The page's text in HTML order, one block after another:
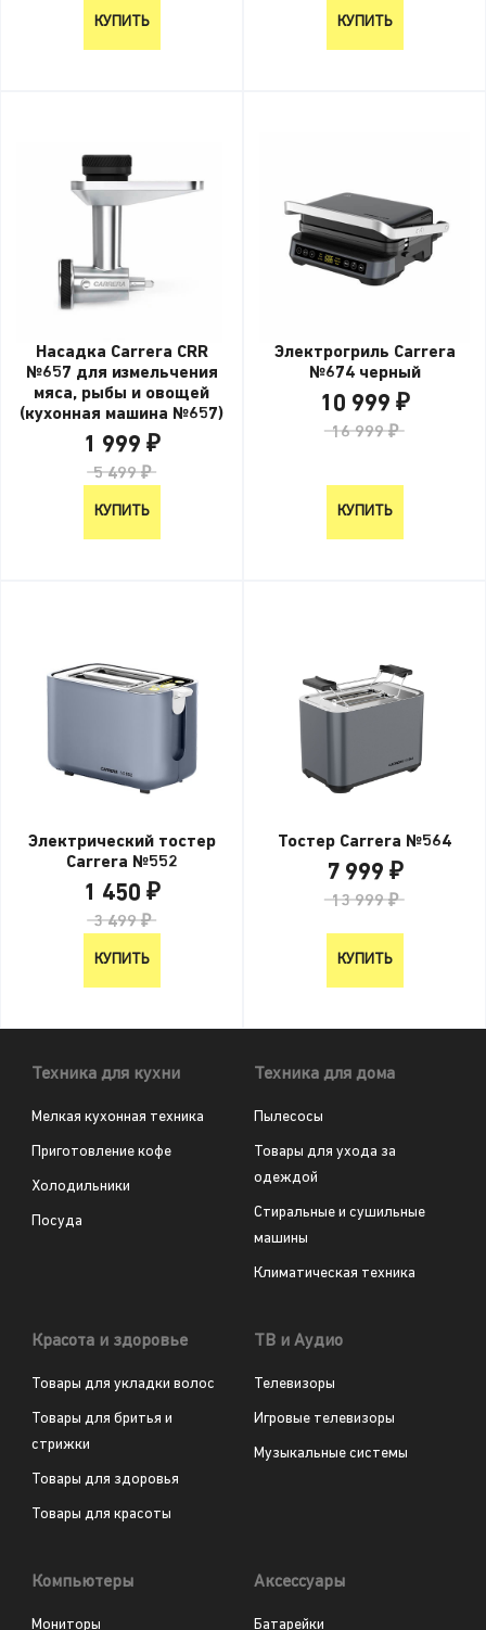
КУПИТЬ КУПИТЬ
Насадка Carrera CRR
№657 для измельчения
мяса, рыбы и овощей
(кухонная машина №657)
1 999 ₽
5 499 ₽
КУПИТЬ
Электрогриль Carrera
№674 черный
10 999 ₽
16 999 ₽
КУПИТЬ
Электрический тостер
Carrera №552
1 450 ₽
3 499 ₽
КУПИТЬ
Тостер Carrera №564
7 999 ₽
13 999 ₽
КУПИТЬ
Техника для кухни
Мелкая кухонная техника
Приготовление кофе
Холодильники
Посуда
Техника для дома
Пылесосы
Товары для ухода за
одеждой
Стиральные и сушильные
машины
Климатическая техника
Красота и здоровье
Товары для укладки волос
Товары для бритья и
стрижки
Товары для здоровья
Товары для красоты
ТВ и Аудио
Телевизоры
Игровые телевизоры
Музыкальные системы
Компьютеры
Мониторы
Аксессуары
Батарейки